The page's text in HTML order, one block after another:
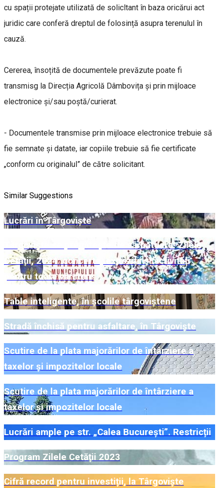
cu spații protejate utilizată de solicltant în baza oricărui act
juridic care conferă dreptul de folosință asupra terenulul în
cauză.
Cererea, însoțită de documentele prevăzute poate fi
transmisg la Direcția Agricolă Dâmbovița și prin mijloace
electronice și/sau poștă/curierat.
- Documentele transmise prin mijloace electronice trebuie să
fie semnate și datate, iar copiile trebuie să fie certificate
„conform cu originalul” de către solicitant.
Similar Suggestions
Lucrări în Târgoviște
Târgoviște se pregătește de sărbătoare! Zilele
Cetății, 2024: concerte, expoziții și activități
pentru toate vârstele
Table inteligente, în școlile târgoviștene
Stradă închisă pentru asfaltare, în Târgoviște
Scutire de la plata majorărilor de întârziere a
taxelor și impozitelor locale
Scutire de la plata majorărilor de întârziere a
taxelor și impozitelor locale
Lucrări ample pe str. „Calea București”. Restricții
Program Zilele Cetății 2023
Cifră record pentru investiții, la Târgoviște